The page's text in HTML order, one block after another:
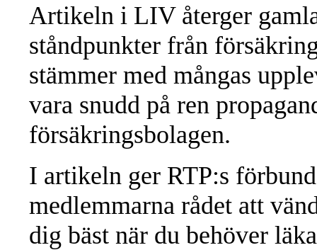
Artikeln i LIV återger
ståndpunkter från
stämmer med mångas
vara snudd på ren
försäkringsbolagen.
I artikeln ger RTP:s
medlemmarna rådet att
dig bäst när du behöver